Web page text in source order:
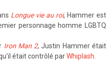
Longue vie au roi, Hammer est
personnage homme LGBTQ
Iron Man 2, Justin Hammer était
était contrôlé parWhiplash.